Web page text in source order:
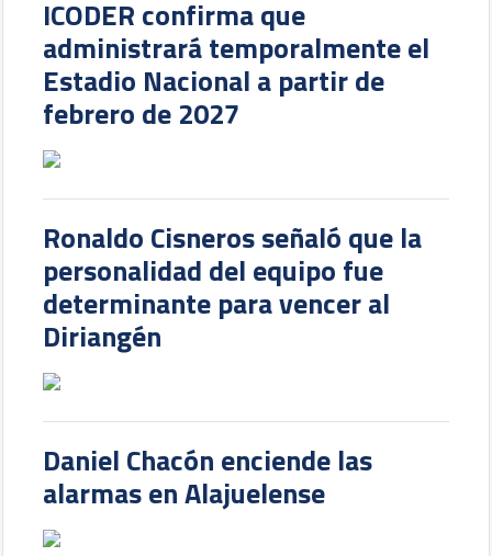
ICODER confirma que
administrará temporalmente el
Estadio Nacional a partir de
febrero de 2027
Ronaldo Cisneros señaló que la
personalidad del equipo fue
determinante para vencer al
Diriangén
Daniel Chacón enciende las
alarmas en Alajuelense